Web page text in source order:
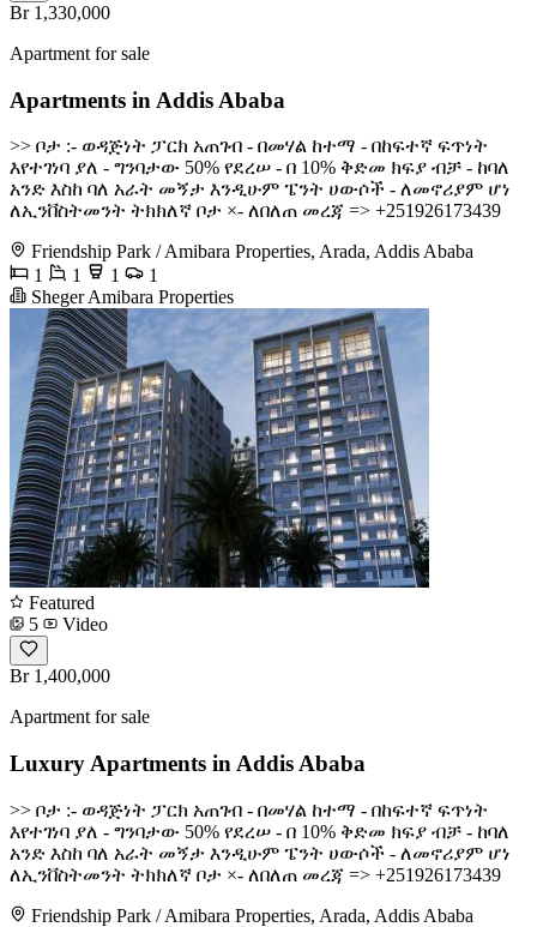
Br 1,330,000
Apartment for sale
Apartments in Addis Ababa
>> ቦታ :- ወዳጅነት ፓርክ አጠገብ - በመሃል ከተማ - በከፍተኛ ፍጥነት
እየተገነባ ያለ - ግንባታው 50% የደረሠ - በ 10% ቅድመ ክፍያ ብቻ - ከባለ
አንድ እስከ ባለ አራት መኝታ እንዲሁም ፔንት ሀውሶች - ለመኖሪያም ሆነ
ለኢንቨስትመንት ትክክለኛ ቦታ ×- ለበለጠ መረጃ => +251926173439
Friendship Park / Amibara Properties, Arada, Addis Ababa
1
1 1
1
Sheger Amibara Properties
Featured
5
Video
Br 1,400,000
Apartment for sale
Luxury Apartments in Addis Ababa
>> ቦታ :- ወዳጅነት ፓርክ አጠገብ - በመሃል ከተማ - በከፍተኛ ፍጥነት
እየተገነባ ያለ - ግንባታው 50% የደረሠ - በ 10% ቅድመ ክፍያ ብቻ - ከባለ
አንድ እስከ ባለ አራት መኝታ እንዲሁም ፔንት ሀውሶች - ለመኖሪያም ሆነ
ለኢንቨስትመንት ትክክለኛ ቦታ ×- ለበለጠ መረጃ => +251926173439
Friendship Park / Amibara Properties, Arada, Addis Ababa